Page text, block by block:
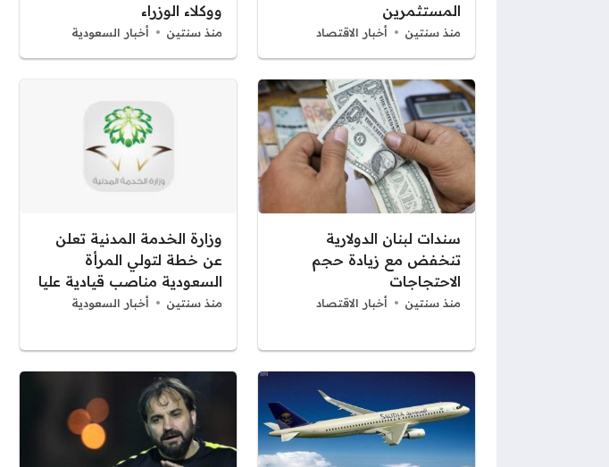
المستثمرين
منذ سنتين أخبار الاقتصاد
ووكلاء الوزراء
منذ سنتين أخبار السعودية
سندات لبنان الدولارية
تنخفض مع زيادة حجم
الاحتجاجات
منذ سنتين أخبار الاقتصاد
وزارة الخدمة المدنية تعلن
عن خطة لتولي المرأة
السعودية مناصب قيادية عليا
منذ سنتين أخبار السعودية